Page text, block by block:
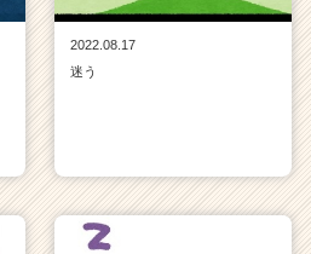
2022.08.17
迷う